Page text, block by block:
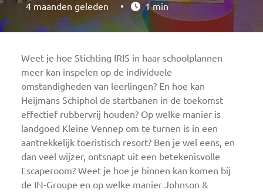
4 maanden geleden • 1 min
Weet je hoe Stichting IRIS in haar schoolplannen
meer kan inspelen op de individuele
omstandigheden van leerlingen? En hoe kan
Heijmans Schiphol de startbanen in de toekomst
effectief rubbervrij houden? Op welke manier is
landgoed Kleine Vennep om te turnen is in een
aantrekkelijk toeristisch resort? Ben je wel eens, en
dan veel wijzer, ontsnapt uit een betekenisvolle
Escaperoom? Weet je hoe je binnen kan komen bij
de IN-Groupe en op welke manier Johnson &